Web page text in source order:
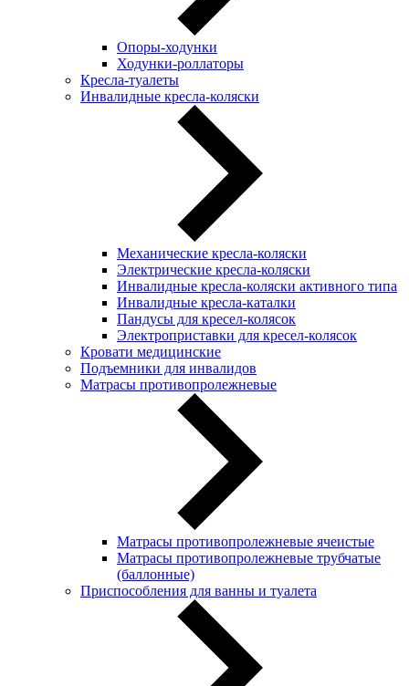
Опоры-ходунки
Ходунки-роллаторы
Кресла-туалеты
Инвалидные кресла-коляски
Механические кресла-коляски
Электрические кресла-коляски
Инвалидные кресла-коляски активного типа
Инвалидные кресла-каталки
Пандусы для кресел-колясок
Электроприставки для кресел-колясок
Кровати медицинские
Подъемники для инвалидов
Матрасы противопролежневые
Матрасы противопролежневые ячеистые
Матрасы противопролежневые трубчатые
(баллонные)
Приспособления для ванны и туалета